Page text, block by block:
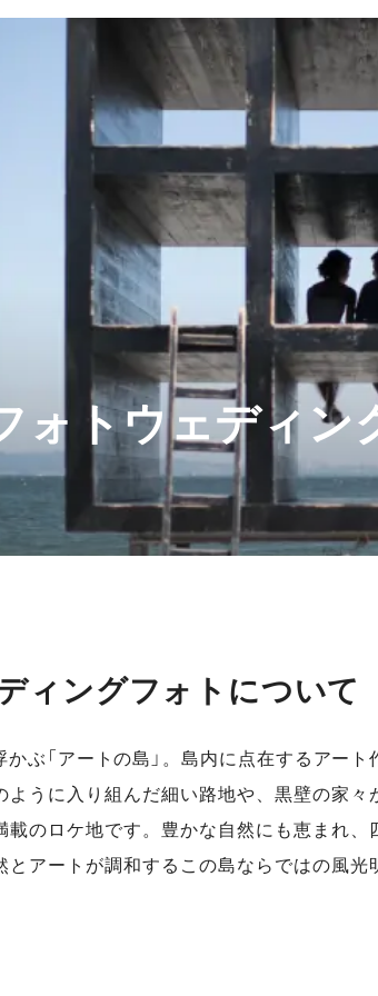
ォトウェディン
ィングフォトについて
ぶ「アートの島」。島内に点在するアー
ように入り組んだ細い路地や、黒壁の家々
載のロケ地です。豊かな自然にも恵まれ、
とアートが調和するこの島ならではの風光